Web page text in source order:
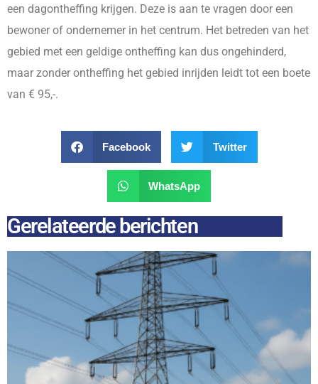
een dagontheffing krijgen. Deze is aan te vragen door een
bewoner of ondernemer in het centrum. Het betreden van het
gebied met een geldige ontheffing kan dus ongehinderd,
maar zonder ontheffing het gebied inrijden leidt tot een boete
van € 95,-.
Facebook Twitter
WhatsApp
Gerelateerde berichten